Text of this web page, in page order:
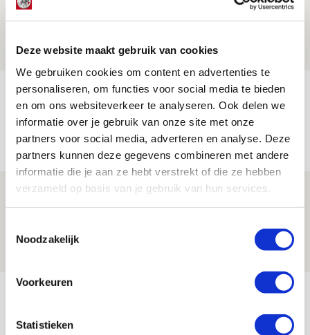
Deze website maakt gebruik van cookies
We gebruiken cookies om content en advertenties te
personaliseren, om functies voor social media te bieden
en om ons websiteverkeer te analyseren. Ook delen we
informatie over je gebruik van onze site met onze
partners voor social media, adverteren en analyse. Deze
partners kunnen deze gegevens combineren met andere
informatie die je aan ze hebt verstrekt of die ze hebben
verzameld op basis van je gebruik van hun services.
Noodzakelijk
Voorkeuren
Statistieken
elke minuut dat het moet voor Ajax’
NIEUWS
Ajax dankt invallers bij
zwaarbevochten zege op tiental PEC
NIEUWS
Drie dingen die je moet weten over PEC
Zwolle - Ajax
08 AUGUSTUS 2026 - 12:32
Bekijk meer